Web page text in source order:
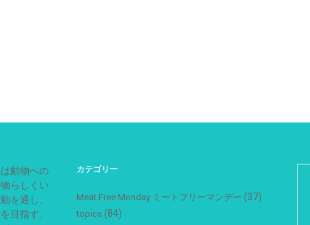
動物への
らしくい
を通し、
目指す、
カテゴリー
Meat Free Monday ミートフリーマンデー (37)
topics (84)